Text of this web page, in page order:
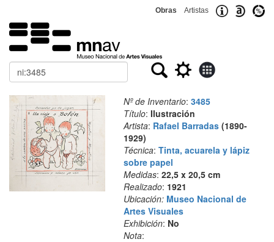
Obras Artistas
Buscar
Nº de Inventario: 3485
Título: Ilustración
Artista: Rafael Barradas(1890-
1929)
Técnica: Tinta, acuarela y lápiz
sobre papel
Medidas: 22,5 x 20,5 cm
Realizado: 1921
Ubicación: Museo Nacional de
Artes Visuales
Exhibición: No
Nota: